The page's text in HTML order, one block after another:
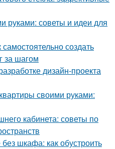
руками: советы и идеи для
создать
за шагом
дизайн-проекта
своими руками:
кабинета: советы по
шкафа: как обустроить